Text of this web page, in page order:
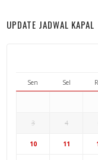
UPDATE JADWAL KAPAL
Sen Sel
3 4
10 11